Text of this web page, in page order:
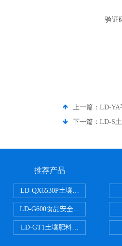
验证
上一篇： LD-YA
下一篇： LD-S
推荐产品
LD-QX6530P土壤氧化还原电位检
LD-G600食品安全检测仪
LD-GT1土壤肥料养分检测仪